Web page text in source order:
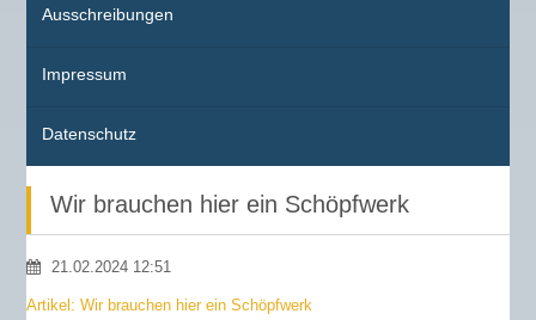
Ausschreibungen
Impressum
Datenschutz
Wir brauchen hier ein Schöpfwerk
21.02.2024 12:51
Artikel: Wir brauchen hier ein Schöpfwerk